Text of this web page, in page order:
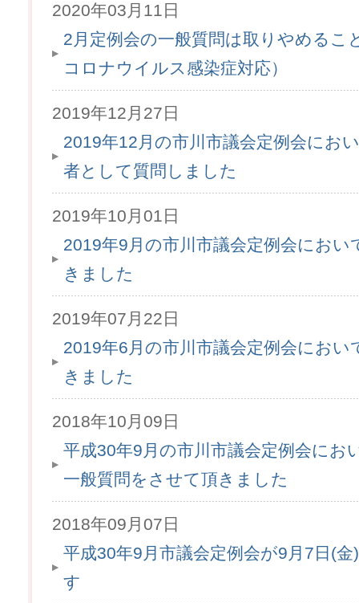
2020年03月11日
2月定例会の一般質問は取りやめるこ
コロナウイルス感染症対応）
2019年12月27日
2019年12月の市川市議会定例会にお
者として質問しました
2019年10月01日
2019年9月の市川市議会定例会におい
きました
2019年07月22日
2019年6月の市川市議会定例会におい
きました
2018年10月09日
平成30年9月の市川市議会定例会にお
一般質問をさせて頂きました
2018年09月07日
平成30年9月市議会定例会が9月7日(
す